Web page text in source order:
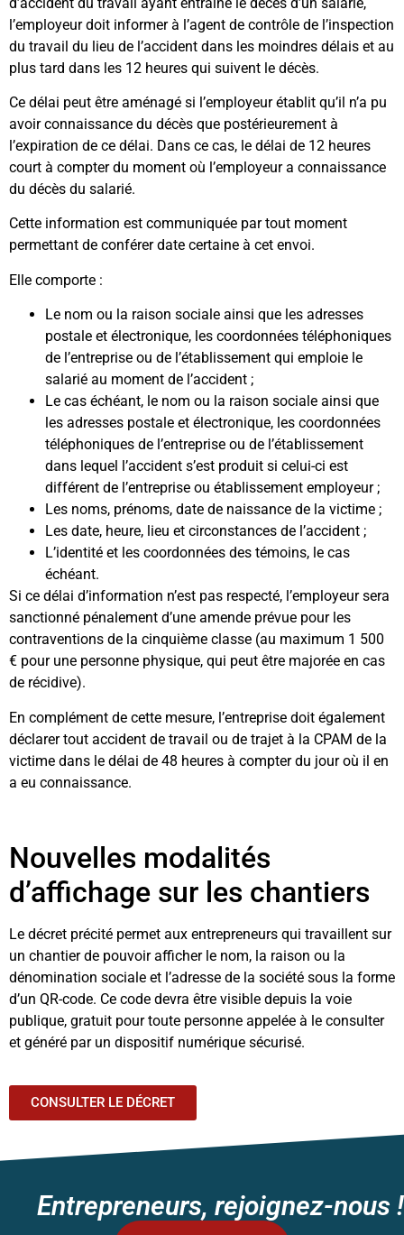
l’employeur doit informer à l’agent de contrôle de l’inspection
du travail du lieu de l’accident dans les moindres délais et au
plus tard dans les 12 heures qui suivent le décès.
Ce délai peut être aménagé si l’employeur établit qu’il n’a pu
avoir connaissance du décès que postérieurement à
l’expiration de ce délai. Dans ce cas, le délai de 12 heures
court à compter du moment où l’employeur a connaissance
du décès du salarié.
Cette information est communiquée par tout moment
permettant de conférer date certaine à cet envoi.
Elle comporte :
Le nom ou la raison sociale ainsi que les adresses
postale et électronique, les coordonnées téléphoniques
de l’entreprise ou de l’établissement qui emploie le
salarié au moment de l’accident ;
Le cas échéant, le nom ou la raison sociale ainsi que
les adresses postale et électronique, les coordonnées
téléphoniques de l’entreprise ou de l’établissement
dans lequel l’accident s’est produit si celui-ci est
différent de l’entreprise ou établissement employeur ;
Les noms, prénoms, date de naissance de la victime ;
Les date, heure, lieu et circonstances de l’accident ;
L’identité et les coordonnées des témoins, le cas
échéant.
Si ce délai d’information n’est pas respecté, l’employeur sera
sanctionné pénalement d’une amende prévue pour les
contraventions de la cinquième classe (au maximum 1 500
€ pour une personne physique, qui peut être majorée en cas
de récidive).
En complément de cette mesure, l’entreprise doit également
déclarer tout accident de travail ou de trajet à la CPAM de la
victime dans le délai de 48 heures à compter du jour où il en
a eu connaissance.
Nouvelles modalités
d’affichage sur les chantiers
Le décret précité permet aux entrepreneurs qui travaillent sur
un chantier de pouvoir afficher le nom, la raison ou la
dénomination sociale et l’adresse de la société sous la forme
d’un QR-code. Ce code devra être visible depuis la voie
publique, gratuit pour toute personne appelée à le consulter
et généré par un dispositif numérique sécurisé.
CONSULTER LE DÉCRET
Entrepreneurs, rejoignez-nous !